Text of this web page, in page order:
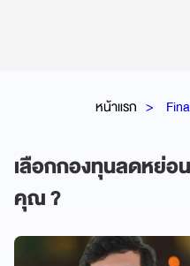
หน้าแรก
เลือกกองทุนลดหย่อ
คุณ ?